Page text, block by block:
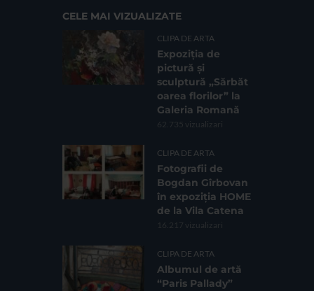
CELE MAI VIZUALIZATE
CLIPA DE ARTA
Expoziția de
pictură și
sculptură „Sărbăt
oarea florilor” la
Galeria Romană
62.735 vizualizari
CLIPA DE ARTA
Fotografii de
Bogdan Gîrbovan
în expoziția HOME
de la Vila Catena
16.217 vizualizari
CLIPA DE ARTA
Albumul de artă
“Paris Pallady”